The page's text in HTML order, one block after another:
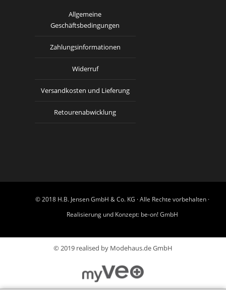
Allgemeine
Geschäftsbedingungen
Zahlungsinformationen
Widerruf
Versandkosten und Lieferung
Retourenabwicklung
© 2018 H.B. Jensen GmbH & Co. KG · Alle Rechte vorbehalten ·
Realisierung und Konzept: be-on! GmbH
© 2019 realised by Modehaus.de GmbH